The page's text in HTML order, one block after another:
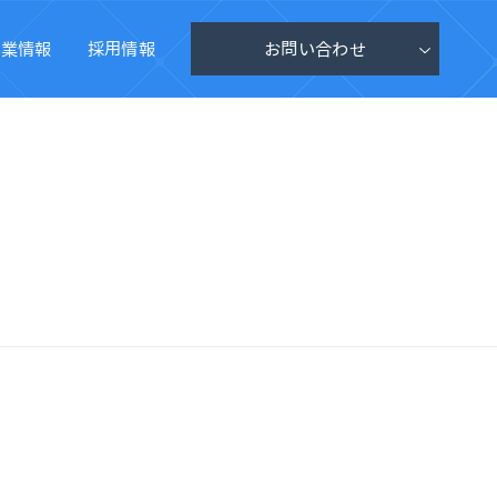
情報 採用情報 お問い合わせ